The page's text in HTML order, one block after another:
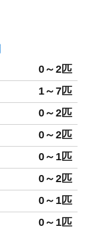
0～2匹
1～7匹
0～2匹
0～2匹
0～1匹
0～2匹
0～1匹
0～1匹